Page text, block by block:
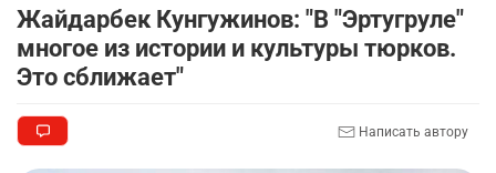
Жайдарбек Кунгужинов: "В "Эртугруле"
многое из истории и культуры тюрков.
Это сближает"
Написать автору